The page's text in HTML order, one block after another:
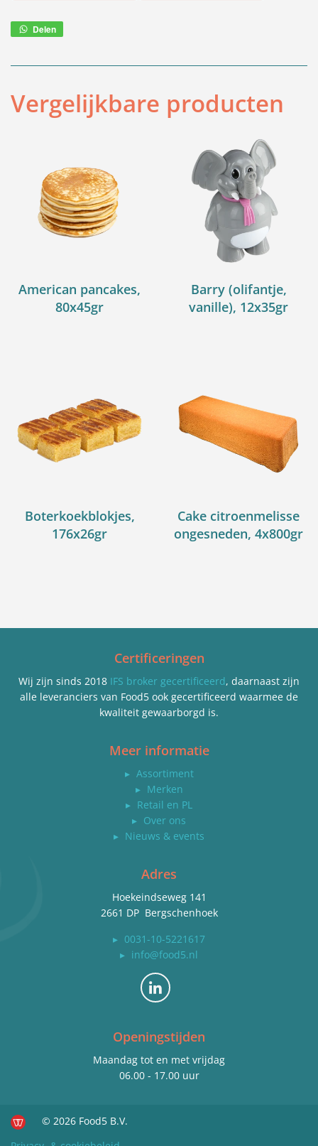
Delen
Vergelijkbare producten
American pancakes,
80x45gr
Barry (olifantje,
vanille), 12x35gr
Boterkoekblokjes,
176x26gr
Cake citroenmelisse
ongesneden, 4x800gr
Certificeringen
Wij zijn sinds 2018 IFS broker gecertificeerd, daarnaast zijn
alle leveranciers van Food5 ook gecertificeerd waarmee de
kwaliteit gewaarborgd is.
Meer informatie
▸ Assortiment
▸ Merken
▸ Retail en PL
▸ Over ons
▸ Nieuws & events
Adres
Hoekeindseweg 141
2661 DP Bergschenhoek
▸ 0031-10-5221617
▸ info@food5.nl
Bekijk ons op LinkedIn
Openingstijden
Maandag tot en met vrijdag
06.00 - 17.00 uur
© 2026 Food5 B.V.